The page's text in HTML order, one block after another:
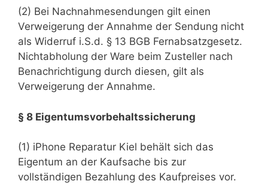
(2) Bei Nachnahmesendungen gilt einen
Verweigerung der Annahme der Sendung nicht
als Widerruf i.S.d. § 13 BGB Fernabsatzgesetz.
Nichtabholung der Ware beim Zusteller nach
Benachrichtigung durch diesen, gilt als
Verweigerung der Annahme.
§ 8 Eigentumsvorbehaltssicherung
(1) iPhone Reparatur Kiel behält sich das
Eigentum an der Kaufsache bis zur
vollständigen Bezahlung des Kaufpreises vor.